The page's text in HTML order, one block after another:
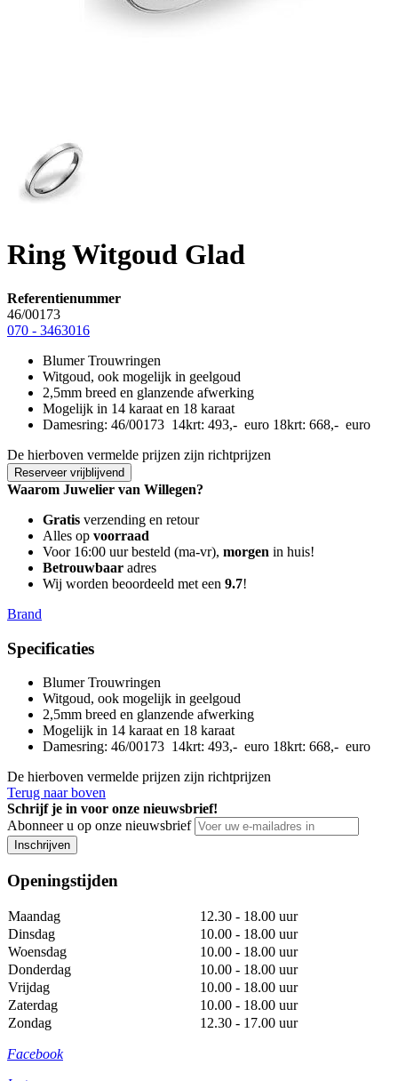
Ring Witgoud Glad
Referentienummer
46/00173
070 - 3463016
Blumer Trouwringen
Witgoud, ook mogelijk in geelgoud
2,5mm breed en glanzende afwerking
Mogelijk in 14 karaat en 18 karaat
Damesring: 46/00173 14krt: 493,- euro 18krt: 668,- euro
De hierboven vermelde prijzen zijn richtprijzen
Reserveer vrijblijvend
Waarom Juwelier van Willegen?
Gratis verzending en retour
Alles op voorraad
Voor 16:00 uur besteld (ma-vr), morgen in huis!
Betrouwbaar adres
Wij worden beoordeeld met een 9.7!
Brand
Specificaties
Blumer Trouwringen
Witgoud, ook mogelijk in geelgoud
2,5mm breed en glanzende afwerking
Mogelijk in 14 karaat en 18 karaat
Damesring: 46/00173 14krt: 493,- euro 18krt: 668,- euro
De hierboven vermelde prijzen zijn richtprijzen
Terug naar boven
Schrijf je in voor onze nieuwsbrief!
Abonneer u op onze nieuwsbrief
Inschrijven
Openingstijden
Maandag
12.30 - 18.00 uur
Dinsdag
10.00 - 18.00 uur
Woensdag
10.00 - 18.00 uur
Donderdag
10.00 - 18.00 uur
Vrijdag
10.00 - 18.00 uur
Zaterdag
10.00 - 18.00 uur
Zondag
12.30 - 17.00 uur
Facebook